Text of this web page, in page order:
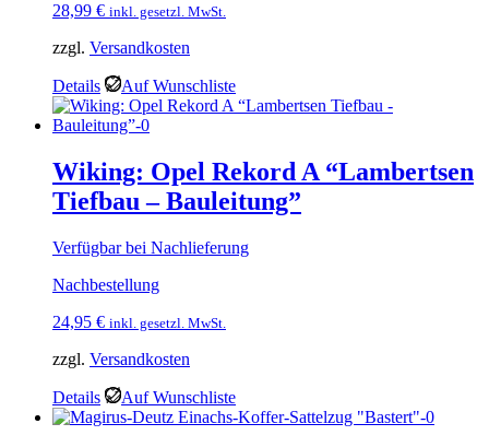
28,99 € inkl. gesetzl. MwSt.
zzgl. Versandkosten
Details Auf Wunschliste
Wiking: Opel Rekord A “Lambertsen
Tiefbau – Bauleitung”
Verfügbar bei Nachlieferung
Nachbestellung
24,95 € inkl. gesetzl. MwSt.
zzgl. Versandkosten
Details Auf Wunschliste